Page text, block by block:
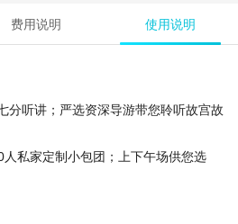
费用说明 使用说明
听讲；严选资深导游带您聆听故宫故
私家定制小包团；上下午场供您选
/家庭出游；多套餐可选，满足您的出